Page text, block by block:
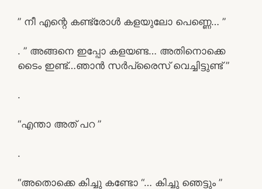
” നീ എന്റെ കണ്ട്രോൾ കളയുലോ പെണ്ണെ… ”
. ” അങ്ങനെ ഇപ്പോ കളയണ്ട… അതിനൊക്കെ
ടൈം ഇണ്ട്…ഞാൻ സർപ്രൈസ് വെച്ചിട്ടുണ്ട് ”
.
“എന്താ അത് പറ ”
.
“അതൊക്കെ കിച്ചു കണ്ടോ “… കിച്ചു ഞെട്ടും ”